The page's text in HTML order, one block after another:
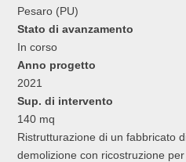
Pesaro (PU)
Stato di avanzamento
In corso
Anno progetto
2021
Sup. di intervento
140 mq
Ristrutturazione di un fabbricato
demolizione con ricostruzione